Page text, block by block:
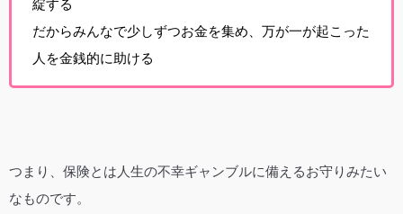
綻する
だからみんなで少しずつお金を集め、万が一が起こった
人を金銭的に助ける
つまり、保険とは人生の不幸ギャンブルに備えるお守りみたい
なものです。